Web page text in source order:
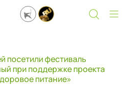
посетили фестиваль
при поддержке проекта
питание»